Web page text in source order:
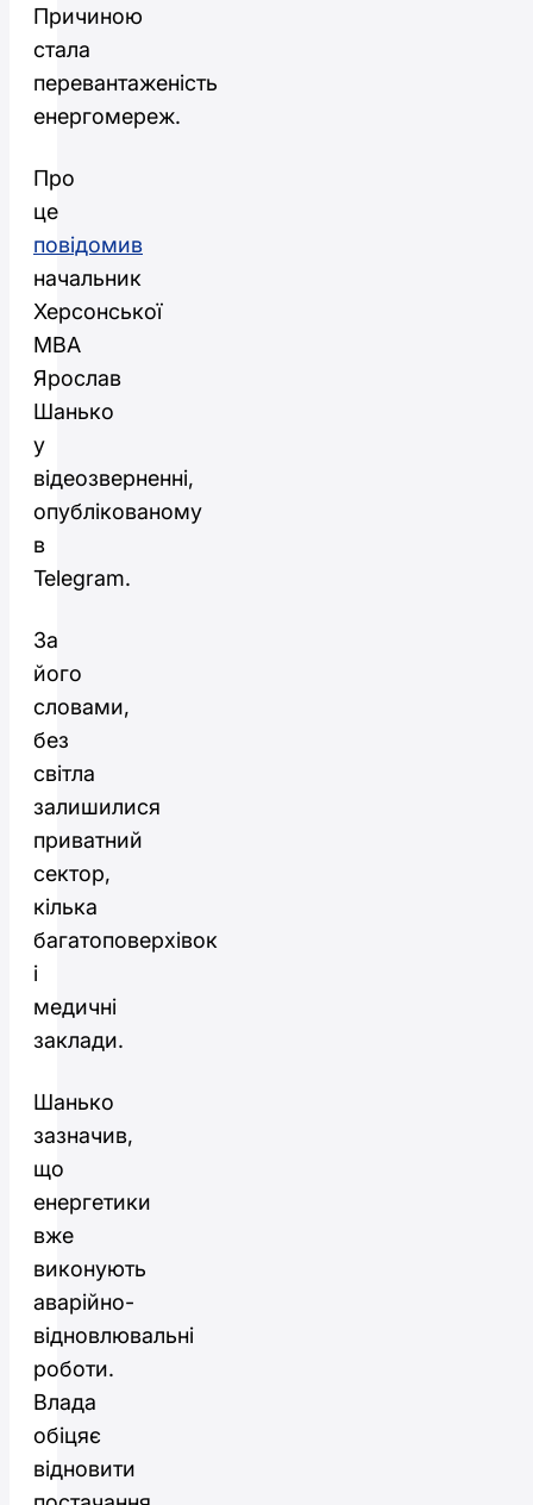
Причиною
стала
перевантаженість
енергомереж.
Про
це
повідомив
начальник
Херсонської
МВА
Ярослав
Шанько
у
відеозверненні,
опублікованому
в
Telegram.
За
його
словами,
без
світла
залишилися
приватний
сектор,
кілька
багатоповерхівок
і
медичні
заклади.
Шанько
зазначив,
що
енергетики
вже
виконують
аварійно-
відновлювальні
роботи.
Влада
обіцяє
відновити